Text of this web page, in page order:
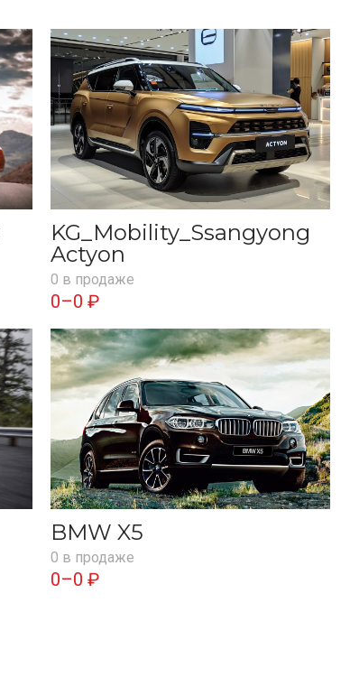
KG_Mobility_Ssangyong
Actyon
0 в продаже
0–0 ₽
BMW X5
0 в продаже
0–0 ₽